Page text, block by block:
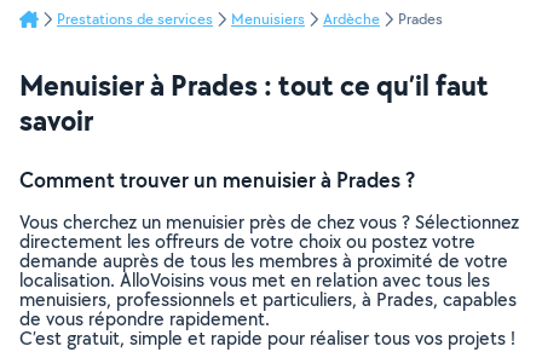
Prestations de services Menuisiers Ardèche Prades
Menuisier à Prades : tout ce qu’il faut
savoir
Comment trouver un menuisier à Prades ?
Vous cherchez un menuisier près de chez vous ? Sélectionnez
directement les offreurs de votre choix ou postez votre
demande auprès de tous les membres à proximité de votre
localisation. AlloVoisins vous met en relation avec tous les
menuisiers, professionnels et particuliers, à Prades, capables
de vous répondre rapidement.
C’est gratuit, simple et rapide pour réaliser tous vos projets !